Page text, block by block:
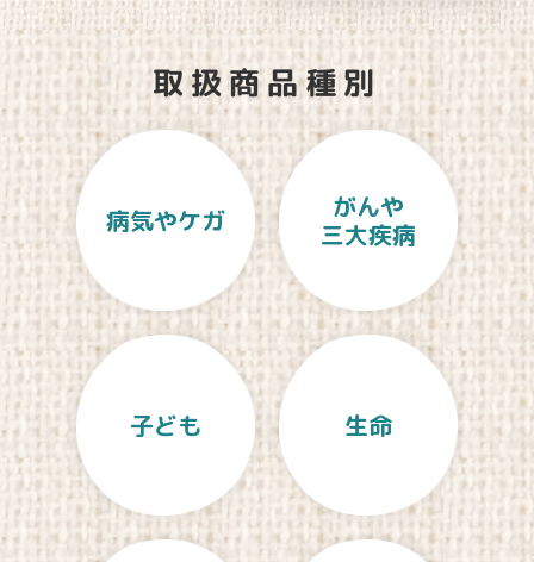
取扱商品種別
病気やケガ がんや
三大疾病
子ども 生命